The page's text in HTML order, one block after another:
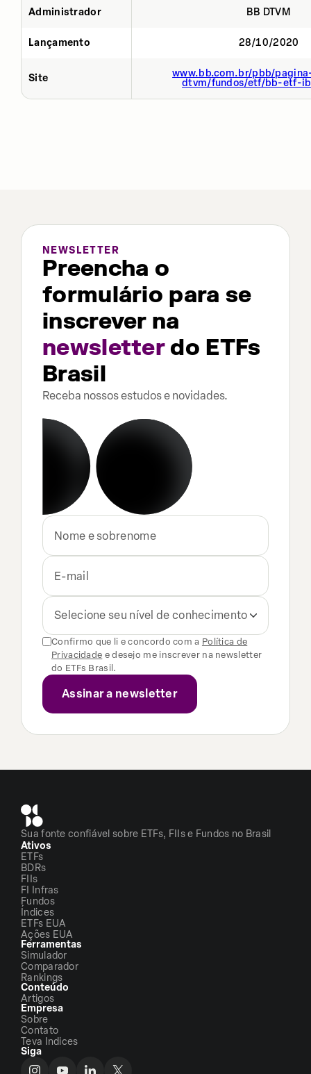
Administrador BB DTVM
Lançamento 28/10/2020
Site
www.bb.com.br/pbb/
dtvm/fundos/etf/bb-etf-
NEWSLETTER
Preencha o
formulário para se
inscrever na
newsletterdo ETFs
Brasil
Receba nossos estudos e novidades.
Selecione seu nível de conhecimento
Confirmo que li e concordo com a Política de
Privacidade e desejo me inscrever na newsletter
do ETFs Brasil.
Sua fonte confiável sobre ETFs, FIIs e Fundos no Brasil
Ativos
ETFs
BDRs
FIIs
FI Infras
Fundos
Índices
ETFs EUA
Ações EUA
Ferramentas
Simulador
Comparador
Rankings
Conteúdo
Artigos
Empresa
Sobre
Contato
Teva Indices
Siga